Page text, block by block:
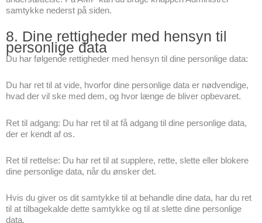
samtykke nederst på siden.
8. Dine rettigheder med hensyn til
personlige data
Du har følgende rettigheder med hensyn til dine personlige data:
Du har ret til at vide, hvorfor dine personlige data er nødvendige,
hvad der vil ske med dem, og hvor længe de bliver opbevaret.
Ret til adgang: Du har ret til at få adgang til dine personlige data,
der er kendt af os.
Ret til rettelse: Du har ret til at supplere, rette, slette eller blokere
dine personlige data, når du ønsker det.
Hvis du giver os dit samtykke til at behandle dine data, har du ret
til at tilbagekalde dette samtykke og til at slette dine personlige
data.